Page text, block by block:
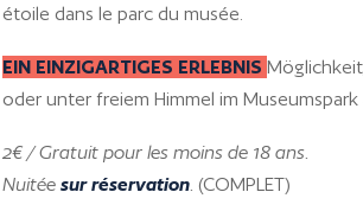
étoile dans le parc du musée.
EIN EINZIGARTIGES ERLEBNIS
oder unter freiem Himmel im Museumspark
2€ / Gratuit pour les moins de 18 ans.
Nuitée sur réservation. (COMPLET)